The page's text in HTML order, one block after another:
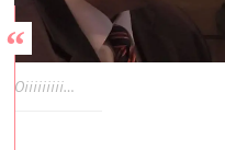
Oiiiiiiiii…